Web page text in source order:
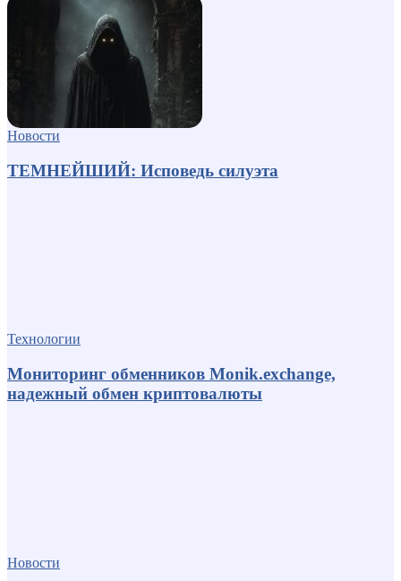
Новости
ТЕМНЕЙШИЙ: Исповедь силуэта
Технологии
Мониторинг обменников Monik.exchange,
надежный обмен криптовалюты
Новости